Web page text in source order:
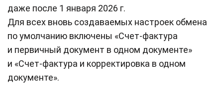
даже после 1 января 2026 г.
Для всех вновь создаваемых настроек обмена
по умолчанию включены «Счет-фактура
и первичный документ в одном документе»
и «Счет-фактура и корректировка в одном
документе».